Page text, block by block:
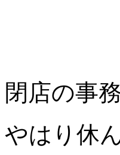
閉店の事
やはり休